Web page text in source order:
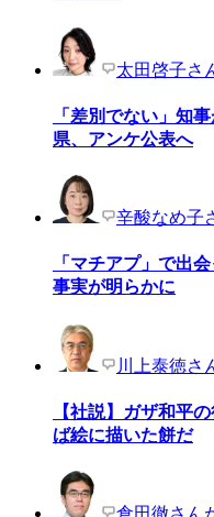
太田啓子さ
「差別でない」知
県、アンケ公表へ
辛酸なめ子
「マチアプ」で出
事実が明らかに
川上泰徳さ
【社説】ガザ和平
ば絵に描いた餅だ